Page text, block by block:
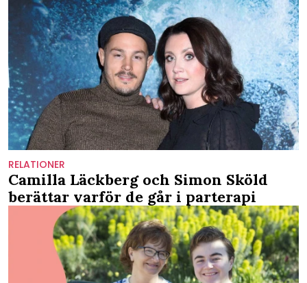
RELATIONER
Camilla Läckberg och Simon Sköld
berättar varför de går i parterapi